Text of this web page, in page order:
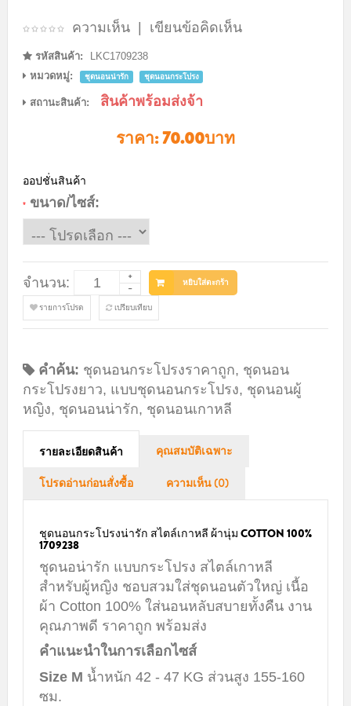
ความเห็น | เขียนข้อคิดเห็น
รหัสสินค้า:
LKC1709238
หมวดหมู่:
ชุดนอนน่ารัก ชุดนอนกระโปรง
สถานะสินค้า: สินค้าพร้อมส่งจ้า
ราคา:70.00บาท
ออปชั่นสินค้า
* ขนาด/ไซส์:
จำนวน: หยิบใส่ตะกร้า
รายการโปรด เปรียบเทียบ
คำค้น: ชุดนอนกระโปรงราคาถูก, ชุดนอน
กระโปรงยาว, แบบชุดนอนกระโปรง, ชุดนอนผู้
หญิง, ชุดนอนน่ารัก, ชุดนอนเกาหลี
รายละเอียดสินค้า คุณสมบัติเฉพาะ
โปรดอ่านก่อนสั่งซื้อ ความเห็น (0)
ชุดนอนกระโปรงน่ารัก สไตล์เกาหลี ผ้านุ่ม COTTON 100%
1709238
ชุดนอน่ารัก แบบกระโปรง สไตล์เกาหลี
สำหรับผู้หญิง ชอบสวมใส่ชุดนอนตัวใหญ่ เนื้อ
ผ้า Cotton 100% ใส่นอนหลับสบายทั้งคืน งาน
คุณภาพดี ราคาถูก พร้อมส่ง
คำแนะนำในการเลือกไซส์
Size M น้ำหนัก 42 - 47 KG ส่วนสูง 155-160
ซม.